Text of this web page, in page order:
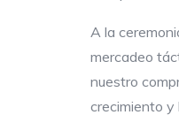
A la
mercadeo
nuestro
crecimiento y